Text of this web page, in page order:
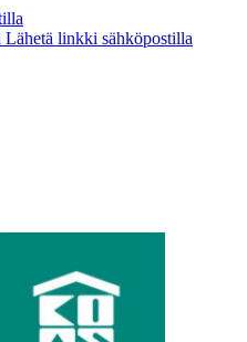
Lähetä linkki sähköpostilla